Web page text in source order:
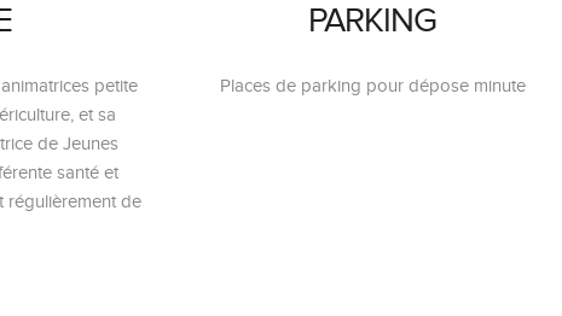
petite
et sa
de Jeunes
santé et
régulièrement de
PARKING
Places de parking pour dépose minute